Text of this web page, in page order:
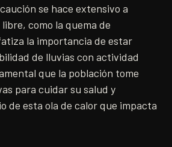
se hace extensivo a
como la quema de
la importancia de estar
de lluvias con actividad
que la población tome
para cuidar su salud y
de esta ola de calor que impacta